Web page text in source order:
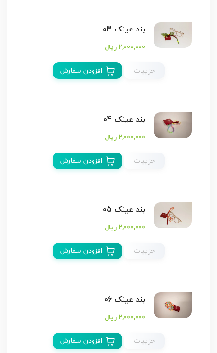
بند عینک 03
2,000,000 ریال
جزییات
افزودن سفارش
بند عینک 04
2,000,000 ریال
جزییات
افزودن سفارش
بند عینک 05
2,000,000 ریال
جزییات
افزودن سفارش
بند عینک 06
2,000,000 ریال
جزییات
افزودن سفارش